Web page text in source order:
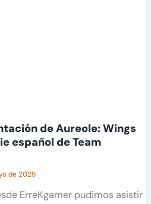
de Aureole: Wings
español de Team
de 2025
ErreKgamer pudimos asistir